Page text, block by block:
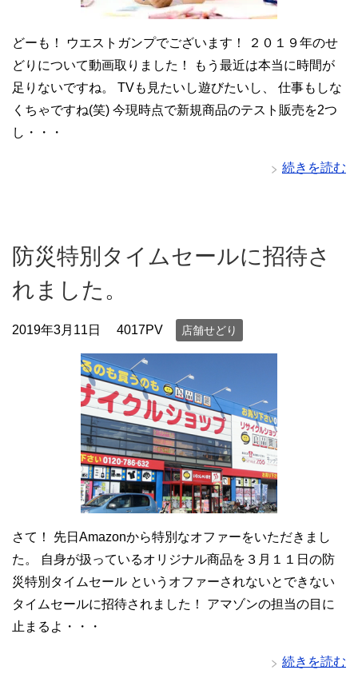
どーも！ ウエストガンプでございます！ ２０１９年のせ
どりについて動画取りました！ もう最近は本当に時間が
足りないですね。 TVも見たいし遊びたいし、 仕事もしな
くちゃですね(笑) 今現時点で新規商品のテスト販売を2つ
し・・・
続きを読む
防災特別タイムセールに招待さ
れました。
2019年3月11日 4017PV 店舗せどり
さて！ 先日Amazonから特別なオファーをいただきまし
た。 自身が扱っているオリジナル商品を３月１１日の防
災特別タイムセール というオファーされないとできない
タイムセールに招待されました！ アマゾンの担当の目に
止まるよ・・・
続きを読む